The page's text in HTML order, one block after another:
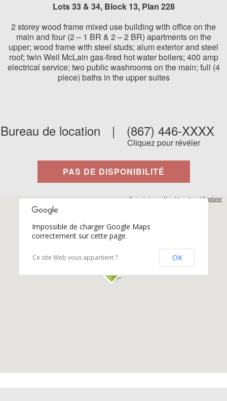
Lots33 & 34, Block 13, Plan 228
2 storey wood frame mixed use building with office on the
main and four (2 – 1 BR & 2 – 2 BR) apartments on the
upper; wood frame with steel studs; alum exterior and steel
roof; twin Weil McLain gas-fired hot water boilers; 400 amp
electrical service; two public washrooms on the main; full (4
piece) baths in the upper suites
Bureau de location | (867) 446-XXXX
Cliquez pour révéler
PAS DE DISPONIBILITÉ
Propulsés parNeighbourhood Explorer
Impossible de charger Google Maps
correctement sur cette page.
Ce site Web vous appartient ? OK